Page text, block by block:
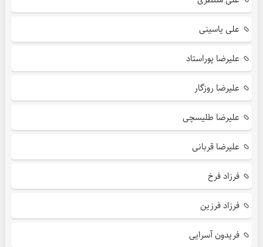
علی یاسینی
علیرضا پوراستاد
علیرضا روزگار
علیرضا طلیسچی
علیرضا قربانی
فرزاد فرخ
فرزاد فرزین
فریدون آسرایی